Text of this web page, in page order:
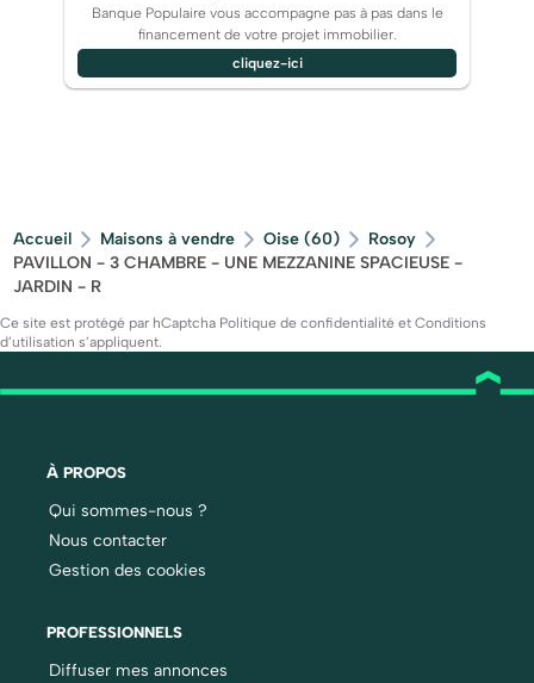
Banque Populaire vous accompagne pas à pas dans le
financement de votre projet immobilier.
cliquez-ici
Accueil Maisons à vendre Oise (60)
Rosoy
PAVILLON - 3 CHAMBRE - UNE MEZZANINE SPACIEUSE -
JARDIN - R
Ce site est protégé par hCaptcha Politique de confidentialité et Conditions
d’utilisation s’appliquent.
À PROPOS
Qui sommes-nous ?
Nous contacter
Gestion des cookies
PROFESSIONNELS
Diffuser mes annonces